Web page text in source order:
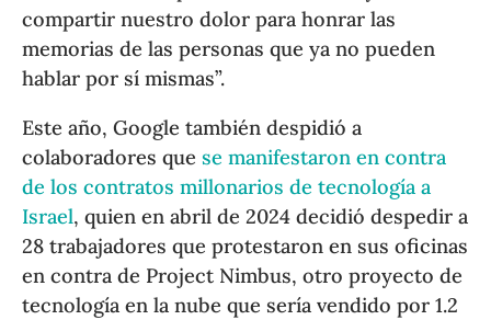
compartir nuestro dolor para honrar las
memorias de las personas que ya no pueden
hablar por sí mismas”.
Este año, Google también despidió a
colaboradores que se manifestaron en contra
de los contratos millonarios de tecnología a
Israel, quien en abril de 2024 decidió despedir a
28 trabajadores que protestaron en sus oficinas
en contra de Project Nimbus, otro proyecto de
tecnología en la nube que sería vendido por 1.2